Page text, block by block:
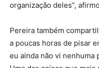
organização deles”,
Pereira também
a poucas horas de pisar
eu ainda não vi nenhuma